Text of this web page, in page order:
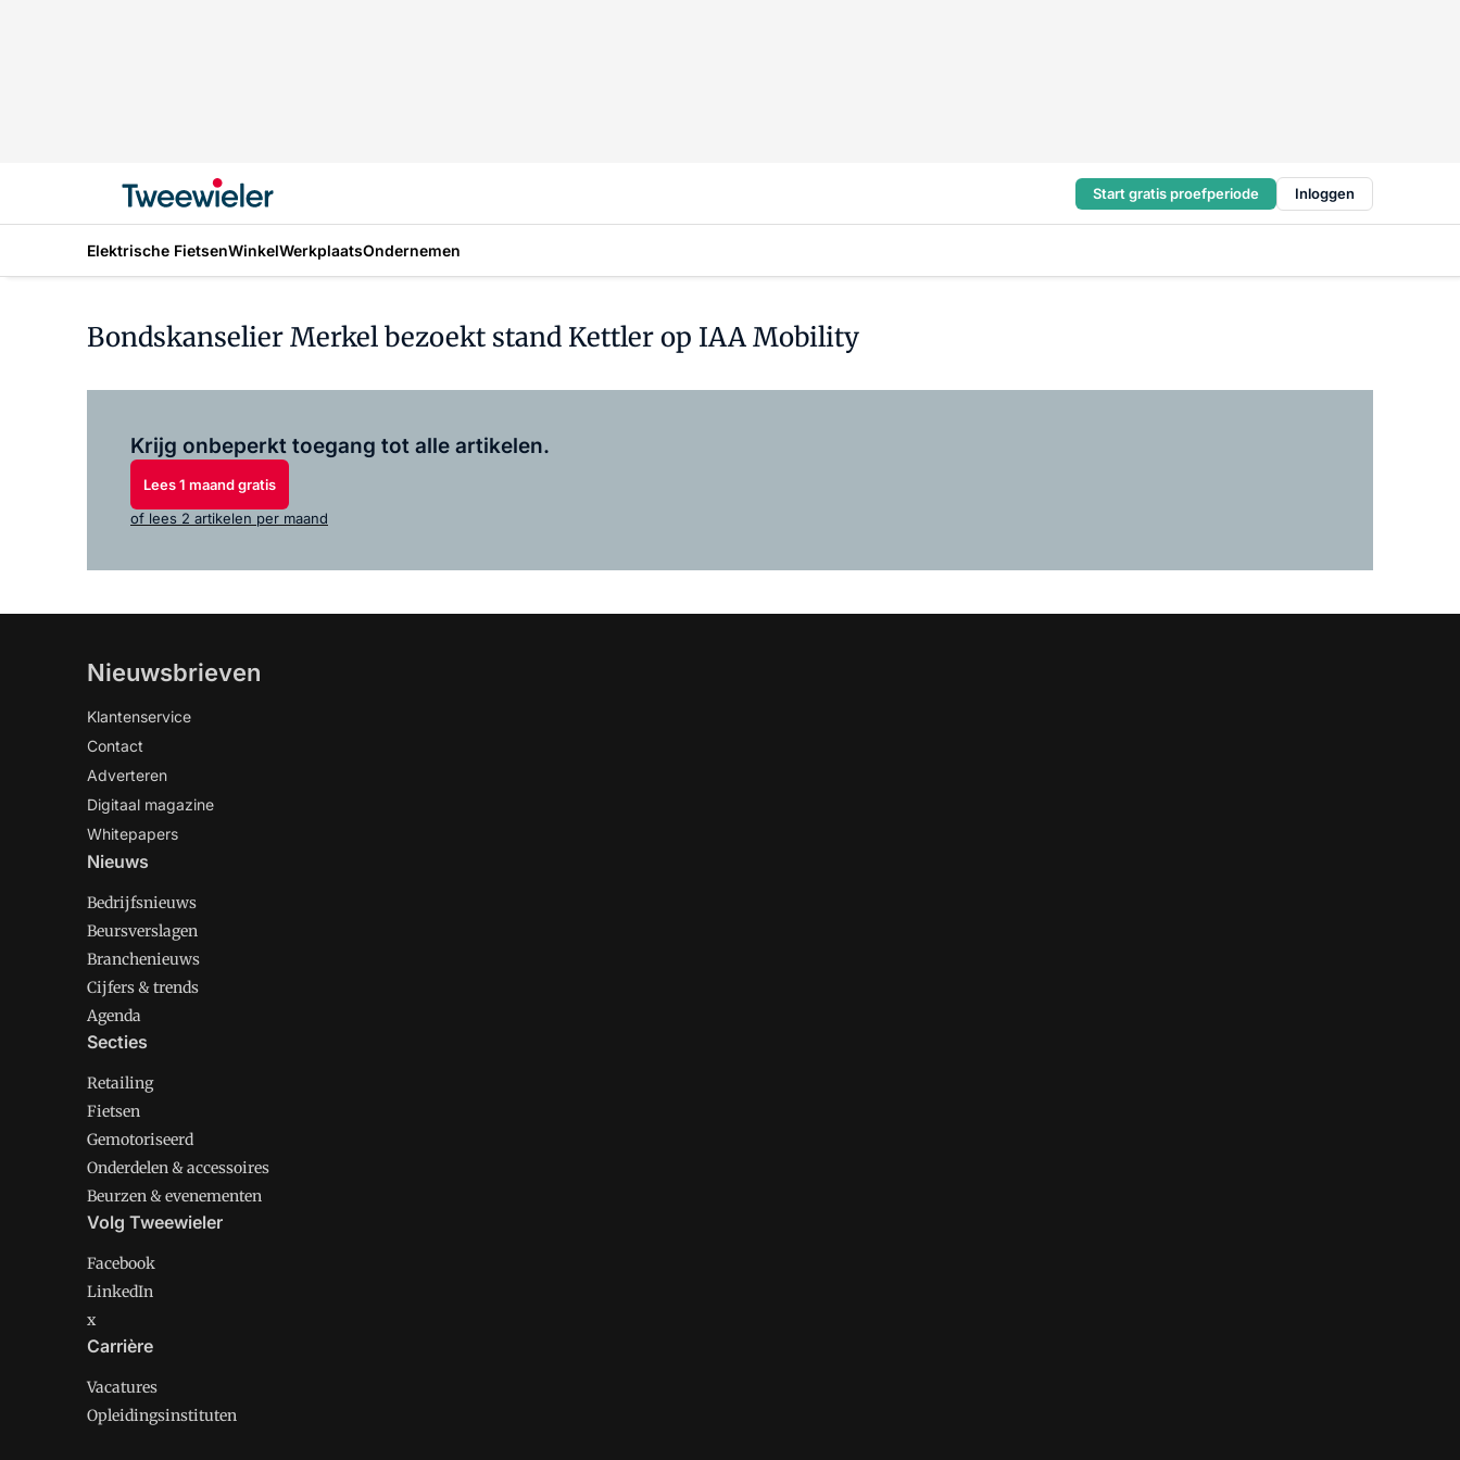
Start gratis proefperiode Inloggen
Elektrische FietsenWinkelWerkplaatsOndernemen
Bondskanselier Merkel bezoekt stand Kettler op IAA Mobility
Krijg onbeperkt toegang tot alle artikelen.
Lees 1 maand gratis
of lees 2 artikelen per maand
Nieuwsbrieven
Klantenservice
Contact
Adverteren
Digitaal magazine
Whitepapers
Nieuws
Bedrijfsnieuws
Beursverslagen
Branchenieuws
Cijfers & trends
Agenda
Secties
Retailing
Fietsen
Gemotoriseerd
Onderdelen & accessoires
Beurzen & evenementen
Volg Tweewieler
Facebook
LinkedIn
x
Carrière
Vacatures
Opleidingsinstituten